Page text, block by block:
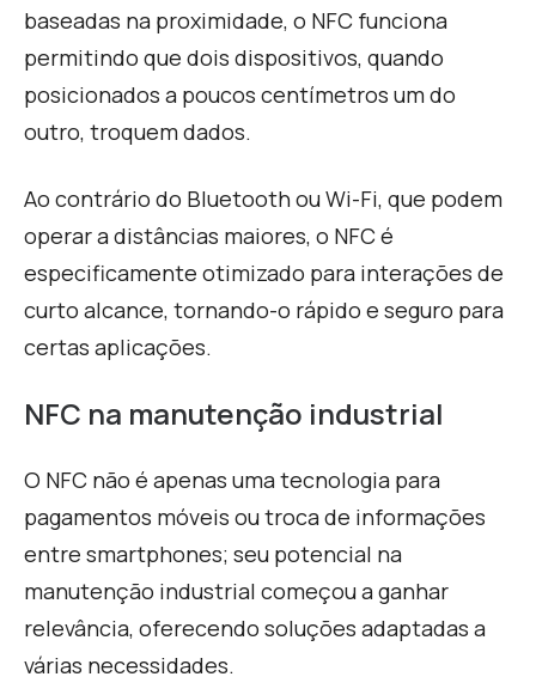
baseadas na proximidade, o NFC funciona
permitindo que dois dispositivos, quando
posicionados a poucos centímetros um do
outro, troquem dados.
Ao contrário do Bluetooth ou Wi-Fi, que podem
operar a distâncias maiores, o NFC é
especificamente otimizado para interações de
curto alcance, tornando-o rápido e seguro para
certas aplicações.
NFC na manutenção industrial
O NFC não é apenas uma tecnologia para
pagamentos móveis ou troca de informações
entre smartphones; seu potencial na
manutenção industrial começou a ganhar
relevância, oferecendo soluções adaptadas a
várias necessidades.